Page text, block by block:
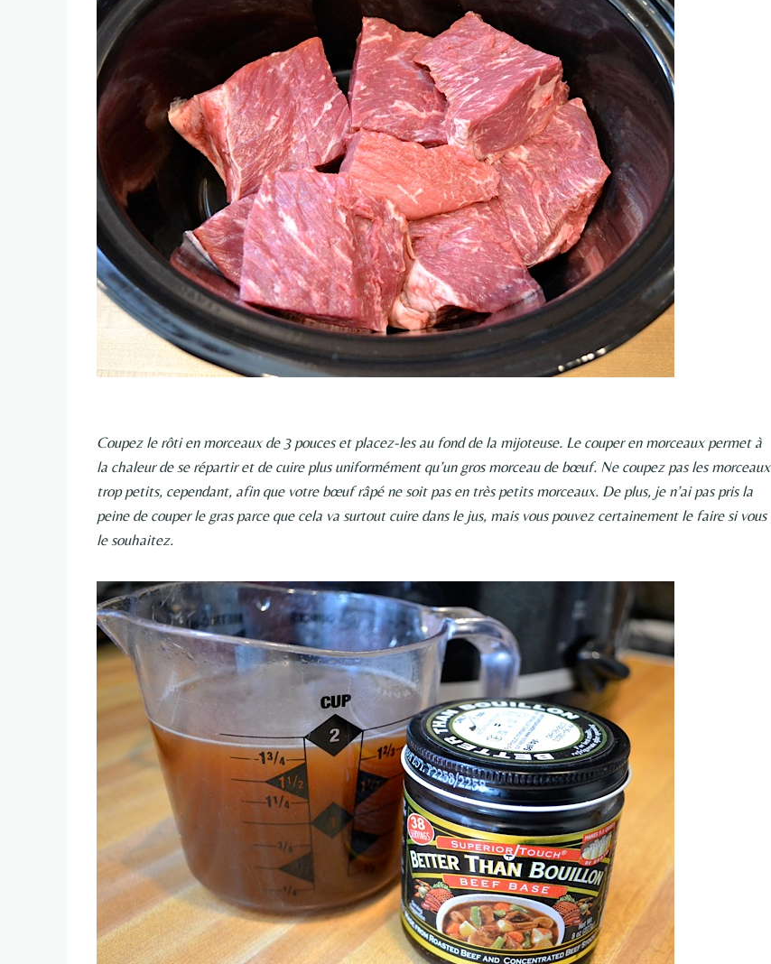
Coupez le rôti en morceaux de 3 pouces et placez-les au fond de la mijoteuse. Le couper en morceaux permet à
la chaleur de se répartir et de cuire plus uniformément qu’un gros morceau de bœuf. Ne coupez pas les morceaux
trop petits, cependant, afin que votre bœuf râpé ne soit pas en très petits morceaux. De plus, je n’ai pas pris la
peine de couper le gras parce que cela va surtout cuire dans le jus, mais vous pouvez certainement le faire si vous
le souhaitez.